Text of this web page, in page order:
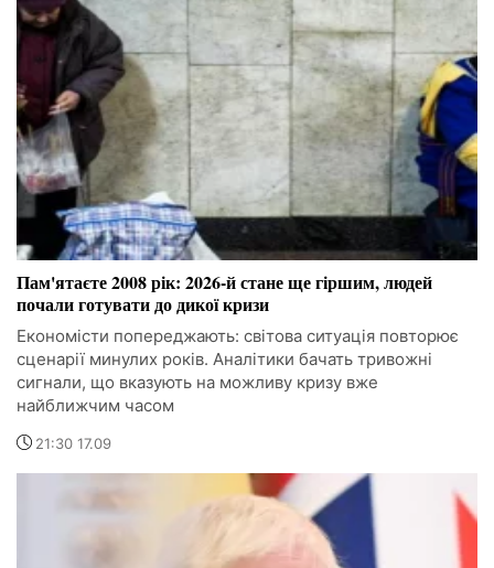
Пам'ятаєте 2008 рік: 2026-й стане ще гіршим, людей
почали готувати до дикої кризи
Економісти попереджають: світова ситуація повторює
сценарії минулих років. Аналітики бачать тривожні
сигнали, що вказують на можливу кризу вже
найближчим часом
21:30 17.09